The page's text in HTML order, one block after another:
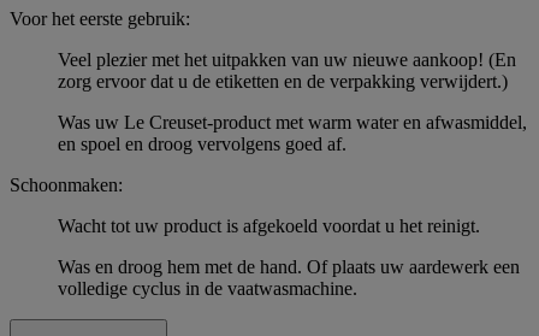
Voor het eerste gebruik:
Veel plezier met het uitpakken van uw nieuwe aankoop! (En
zorg ervoor dat u de etiketten en de verpakking verwijdert.)
Was uw Le Creuset-product met warm water en afwasmiddel,
en spoel en droog vervolgens goed af.
Schoonmaken:
Wacht tot uw product is afgekoeld voordat u het reinigt.
Was en droog hem met de hand. Of plaats uw aardewerk een
volledige cyclus in de vaatwasmachine.